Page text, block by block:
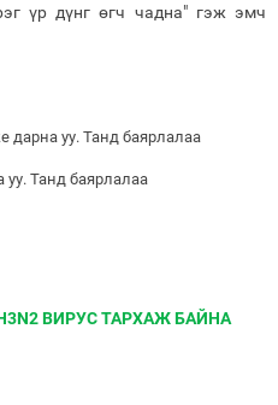
үр дүнг өгч чадна" гэж эмч
дарна уу. Танд баярлалаа
уу. Танд баярлалаа
ВИРУС ТАРХАЖ БАЙНА